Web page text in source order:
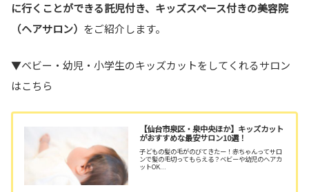
に行くことができる託児付き、キッズスペース付きの美容院
（ヘアサロン） をご紹介します。
▼ベビー・幼児・小学生のキッズカットをしてくれるサロン
はこちら
【仙台市泉区・泉中央ほか】キッズカット
がおすすめな最安サロン10選！
子どもの髪の毛がのびてきたー！赤ちゃんってサロ
ンで髪の毛切ってもらえる？ベビーや幼児のヘアカ
ットOK...